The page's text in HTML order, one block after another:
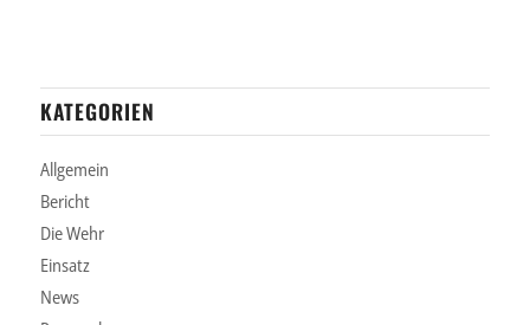
KATEGORIEN
Allgemein
Bericht
Die Wehr
Einsatz
News